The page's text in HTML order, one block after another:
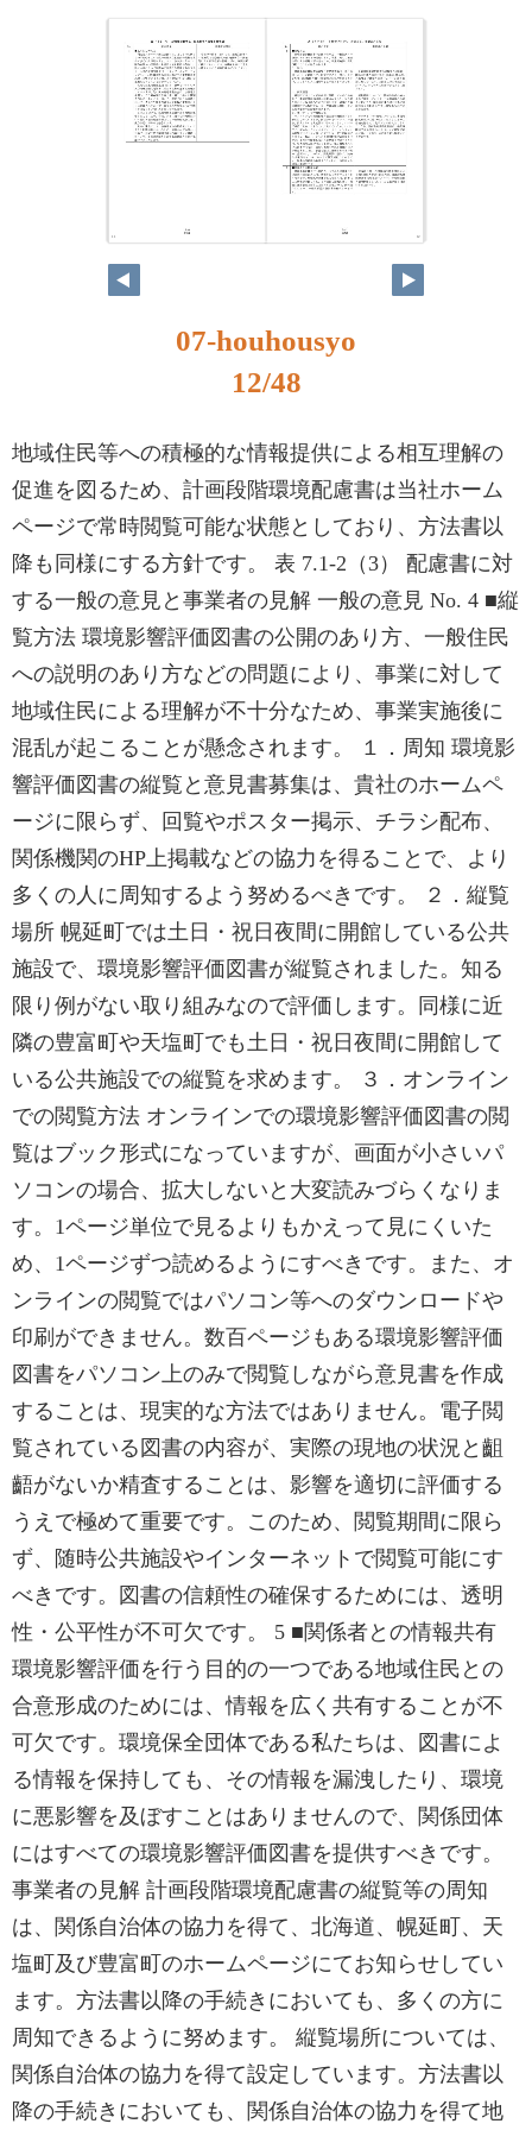
11 12
07-houhousyo
12/48
地域住民等への積極的な情報提供による相互理解の
促進を図るため、計画段階環境配慮書は当社ホーム
ページで常時閲覧可能な状態としており、方法書以
降も同様にする方針です。 表 7.1-2（3） 配慮書に対
する一般の意見と事業者の見解 一般の意見 No. 4 ■縦
覧方法 環境影響評価図書の公開のあり方、一般住民
への説明のあり方などの問題により、事業に対して
地域住民による理解が不十分なため、事業実施後に
混乱が起こることが懸念されます。 １．周知 環境影
響評価図書の縦覧と意見書募集は、貴社のホームペ
ージに限らず、回覧やポスター掲示、チラシ配布、
関係機関のHP上掲載などの協力を得ることで、より
多くの人に周知するよう努めるべきです。 ２．縦覧
場所 幌延町では土日・祝日夜間に開館している公共
施設で、環境影響評価図書が縦覧されました。知る
限り例がない取り組みなので評価します。同様に近
隣の豊富町や天塩町でも土日・祝日夜間に開館して
いる公共施設での縦覧を求めます。 ３．オンライン
での閲覧方法 オンラインでの環境影響評価図書の閲
覧はブック形式になっていますが、画面が小さいパ
ソコンの場合、拡大しないと大変読みづらくなりま
す。1ページ単位で見るよりもかえって見にくいた
め、1ページずつ読めるようにすべきです。また、オ
ンラインの閲覧ではパソコン等へのダウンロードや
印刷ができません。数百ページもある環境影響評価
図書をパソコン上のみで閲覧しながら意見書を作成
することは、現実的な方法ではありません。電子閲
覧されている図書の内容が、実際の現地の状況と齟
齬がないか精査することは、影響を適切に評価する
うえで極めて重要です。このため、閲覧期間に限ら
ず、随時公共施設やインターネットで閲覧可能にす
べきです。図書の信頼性の確保するためには、透明
性・公平性が不可欠です。 5 ■関係者との情報共有
環境影響評価を行う目的の一つである地域住民との
合意形成のためには、情報を広く共有することが不
可欠です。環境保全団体である私たちは、図書によ
る情報を保持しても、その情報を漏洩したり、環境
に悪影響を及ぼすことはありませんので、関係団体
にはすべての環境影響評価図書を提供すべきです。
事業者の見解 計画段階環境配慮書の縦覧等の周知
は、関係自治体の協力を得て、北海道、幌延町、天
塩町及び豊富町のホームページにてお知らせしてい
ます。方法書以降の手続きにおいても、多くの方に
周知できるように努めます。 縦覧場所については、
関係自治体の協力を得て設定しています。方法書以
降の手続きにおいても、関係自治体の協力を得て地